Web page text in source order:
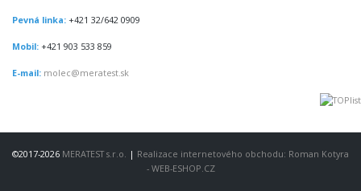
Pevná linka: +421 32/642 0909
Mobil: +421 903 533 859
E-mail: molec@meratest.sk
©2017-2026 MERATEST s.r.o. | Realizace internetového obchodu: Roman Kotyra
- WEB-ESHOP.CZ